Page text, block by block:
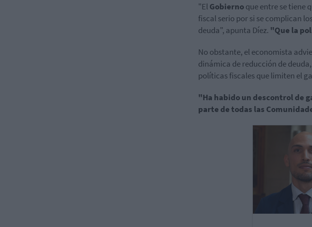
"ElGobiernoque entre se tiene
fiscal serio por si se complican
deuda", apunta Díez. "Que la
No obstante, el economista
dinámica de reducción de
políticas fiscales que limiten el
"Ha habido un descontrol de
parte de todas las